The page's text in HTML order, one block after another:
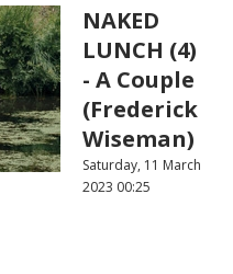
NAKED
LUNCH (4)
- A Couple
(Frederick
Wiseman)
Saturday, 11 March
2023 00:25